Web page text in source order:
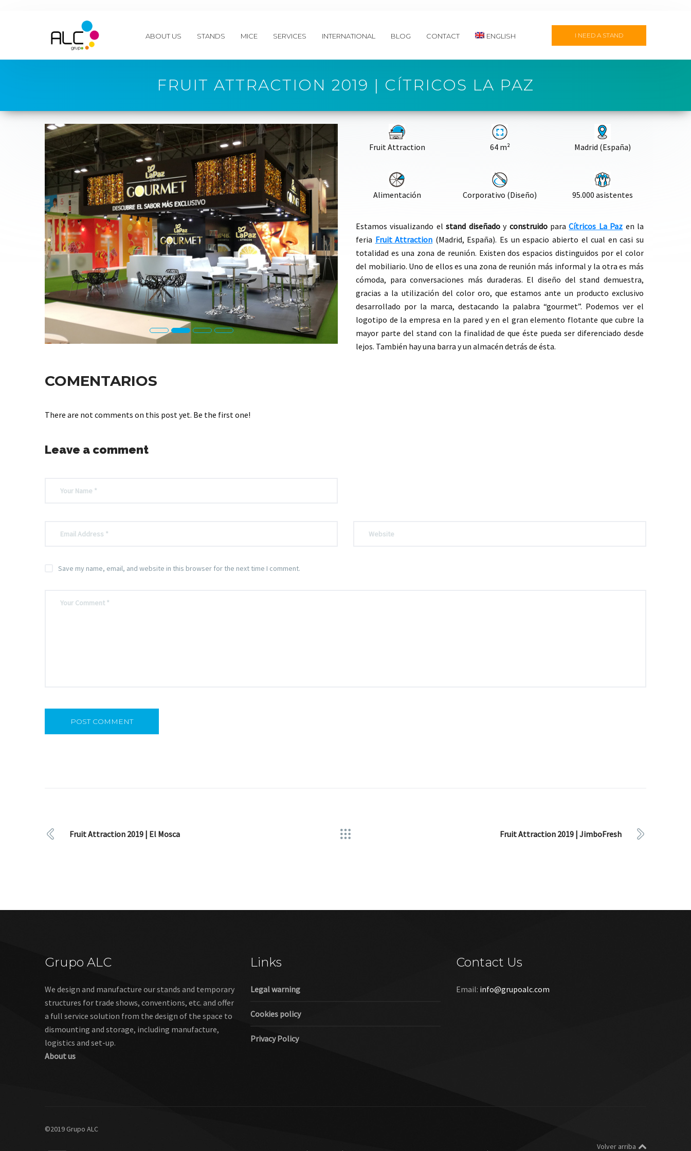
I NEED A STAND
ABOUT US STANDS MICE SERVICES INTERNATIONAL BLOG CONTACT ENGLISH
FRUIT ATTRACTION 2019 | CÍTRICOS LA PAZ
Fruit Attraction
Alimentación
64 m²
Corporativo (Diseño)
Madrid (España)
95.000 asistentes
Estamos visualizando elstand diseñadoy construidoparaCítricos La Paz en la
feria Fruit Attraction (Madrid, España). Es un espacio abierto el cual en casi su
totalidad es una zona de reunión. Existen dos espacios distinguidos por el color
del mobiliario. Uno de ellos es una zona de reunión más informal y la otra es más
cómoda, para conversaciones más duraderas. El diseño del stand demuestra,
gracias a la utilización del color oro, que estamos ante un producto exclusivo
desarrollado por la marca, destacando la palabra “gourmet”. Podemos ver el
logotipo de la empresa en la pared y en el gran elemento flotante que cubre la
mayor parte del stand con la finalidad de que éste pueda ser diferenciado desde
lejos. También hay una barra y un almacén detrás de ésta.
COMENTARIOS
There are not comments on this post yet. Be the first one!
Leave a comment
Save my name, email, and website in this browser for the next time I comment.
Fruit Attraction 2019 | El Mosca Fruit Attraction 2019 | JimboFresh
Grupo ALC
We design and manufacture our stands and temporary
structures for trade shows, conventions, etc. and offer
a full service solution from the design of the space to
dismounting and storage, including manufacture,
logistics and set-up.
About us
Links
Legal warning
Cookies policy
Privacy Policy
Contact Us
Email: info@grupoalc.com
©2019 Grupo ALC
Volver arriba